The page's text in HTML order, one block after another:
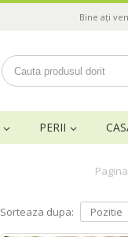
Bine ați
PERII
Sorteaza dupa: